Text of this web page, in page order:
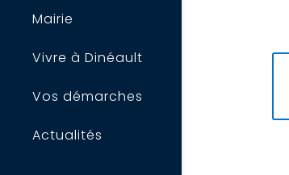
Mairie
Vivre à Dinéault
Vos démarches
Actualités